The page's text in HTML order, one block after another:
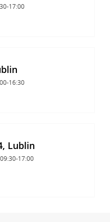
17:00
16:30
Lublin
17:00